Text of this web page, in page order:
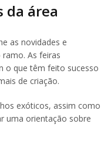
da área
as novidades e
As feiras
o que têm feito sucesso
de criação.
exóticos, assim como
uma orientação sobre